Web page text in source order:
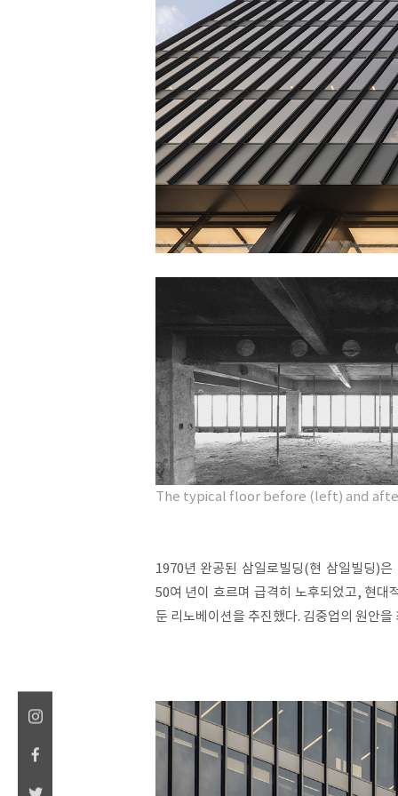
The typical floor before (left) and
1970년 완공된 삼일로빌딩(현 삼일빌딩)
50여 년이 흐르며 급격히 노후되었고, 현대
둔 리노베이션을 추진했다. 김중업의 원안